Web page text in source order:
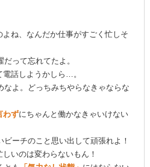
よね、なんだか仕事がすごく忙しそ
って忘れてたよ。
話しようかしら…。
なよ。どっちみちやらなきゃならな
わずにちゃんと働かなきゃいけない
ーチのこと思い出して頑張れよ！
いのは変わらないもん！